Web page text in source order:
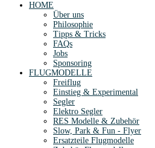
HOME
Über uns
Philosophie
Tipps & Tricks
FAQs
Jobs
Sponsoring
FLUGMODELLE
Freiflug
Einstieg & Experimental
Segler
Elektro Segler
RES Modelle & Zubehör
Slow, Park & Fun - Flyer
Ersatzteile Flugmodelle